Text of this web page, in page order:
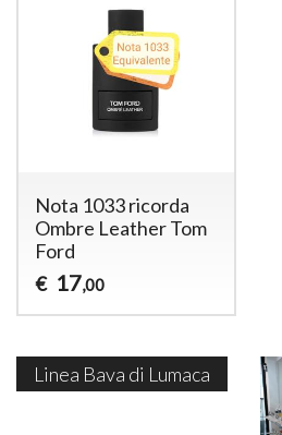
Nota 1033 ricorda
Ombre Leather Tom
Ford
€ 17,00
Linea Bava di Lumaca